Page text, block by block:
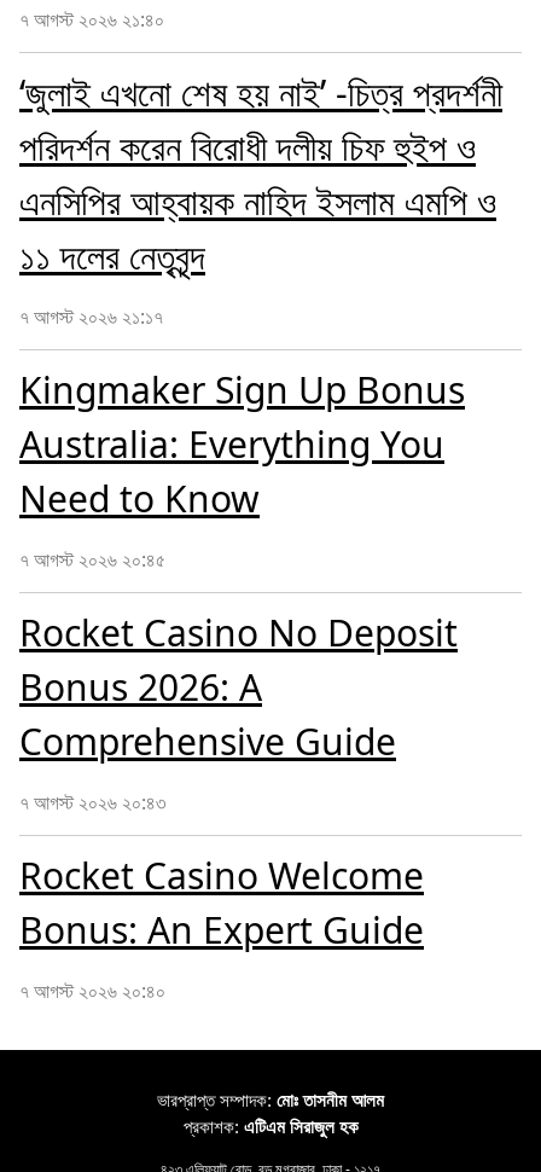
৭ আগস্ট ২০২৬ ২১:৪০
‘জুলাই এখনো শেষ হয় নাই’ -চিত্র প্রদর্শনী
পরিদর্শন করেন বিরোধী দলীয় চিফ হুইপ ও
এনসিপির আহ্বায়ক নাহিদ ইসলাম এমপি ও
১১ দলের নেতৃবৃন্দ
৭ আগস্ট ২০২৬ ২১:১৭
Kingmaker Sign Up Bonus
Australia: Everything You
Need to Know
৭ আগস্ট ২০২৬ ২০:৪৫
Rocket Casino No Deposit
Bonus 2026: A
Comprehensive Guide
৭ আগস্ট ২০২৬ ২০:৪৩
Rocket Casino Welcome
Bonus: An Expert Guide
৭ আগস্ট ২০২৬ ২০:৪০
ভারপ্রাপ্ত সম্পাদক: মোঃ তাসনীম আলম
প্রকাশক: এটিএম সিরাজুল হক